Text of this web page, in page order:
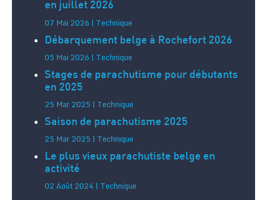
en juillet 2026
07 Mai 2026 | Technique
Débarquement belge à Rochefort 2026
05 Mai 2026 | Technique
Stages de parachutisme pour débutants
en 2025
25 Mar 2025 | Technique
Saison de parachutisme 2025
25 Mar 2025 | Technique
Le plus vieux parachutiste belge en
activité
02 Août 2024 | Technique